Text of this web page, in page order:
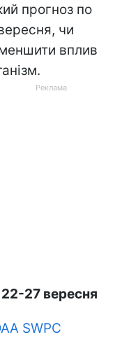
прогноз по
чи
вплив
27 вересня
SWPC